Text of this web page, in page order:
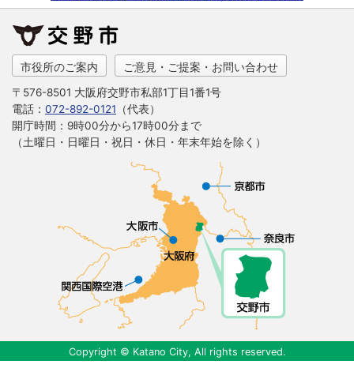
市役所のご案内 ご意見・ご提案・お問い合わせ
〒576-8501 大阪府交野市私部1丁目1番1号
電話： 072-892-0121 （代表）
開庁時間：9時00分から17時00分まで
（土曜日・日曜日・祝日・休日・年末年始を除く）
Copyright © Katano City, All rights reserved.